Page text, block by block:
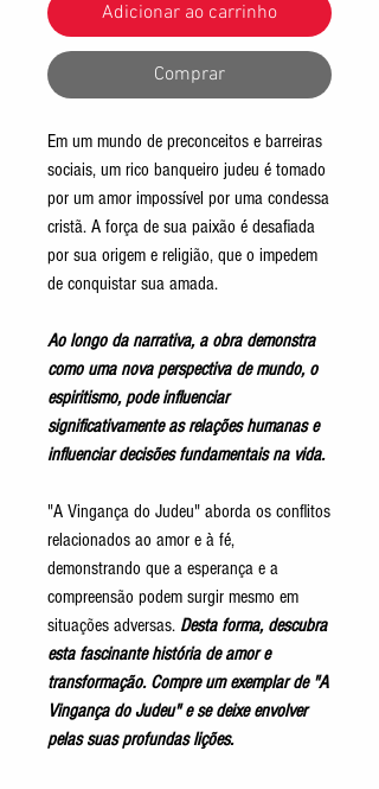
Adicionar ao carrinho
Comprar
Em um mundo de preconceitos e barreiras
sociais, um rico banqueiro judeu é tomado
por um amor impossível por uma condessa
cristã. A força de sua paixão é desafiada
por sua origem e religião, que o impedem
de conquistar sua amada.
Ao longo da narrativa, a obra demonstra
como uma nova perspectiva de mundo, o
espiritismo, pode influenciar
significativamente as relações humanas e
influenciar decisões fundamentais na vida.
"A Vingança do Judeu" aborda os conflitos
relacionados ao amor e à fé,
demonstrando que a esperança e a
compreensão podem surgir mesmo em
situações adversas. Desta forma, descubra
esta fascinante história de amor e
transformação. Compre um exemplar de "A
Vingança do Judeu" e se deixe envolver
pelas suas profundas lições.